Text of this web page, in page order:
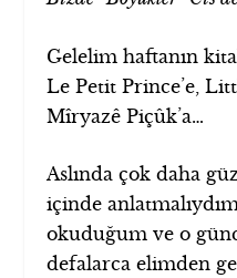
Gelelim haftanın
Le Petit Prince’e,
Mîryazê Piçûk’a…
Aslında çok daha
içinde
okuduğum ve o
defalarca elimden